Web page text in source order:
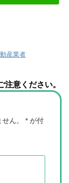
産業者
意ください。
ん。 * が付